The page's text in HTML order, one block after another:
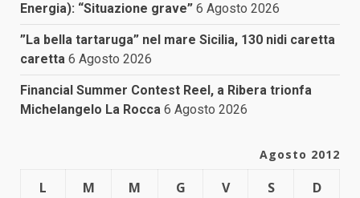
Energia): “Situazione grave” 6 Agosto 2026
”La bella tartaruga” nel mare Sicilia, 130 nidi caretta
caretta 6 Agosto 2026
Financial Summer Contest Reel, a Ribera trionfa
Michelangelo La Rocca 6 Agosto 2026
Agosto 2012
L M M G V S
D